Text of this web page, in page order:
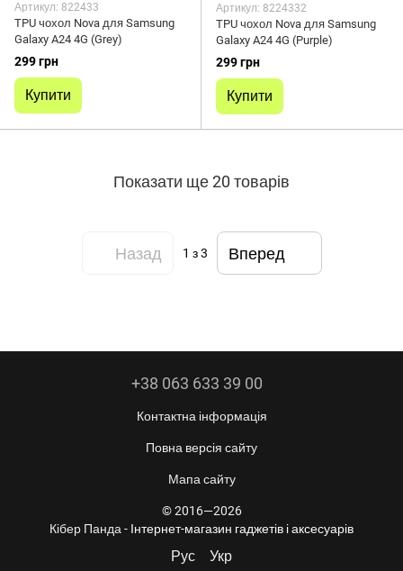
Артикул: 822433
TPU чохол Nova для Samsung
Galaxy A24 4G (Grey)
299 грн
Купити
Артикул: 8224332
TPU чохол Nova для Samsung
Galaxy A24 4G (Purple)
299 грн
Купити
Показати ще 20 товарів
Назад 1 з 3 Вперед
+38 063 633 39 00
Контактна інформація
Повна версія сайту
Мапа сайту
© 2016—2026
Кібер Панда - Інтернет-магазин гаджетів і аксесуарів
Рус Укр